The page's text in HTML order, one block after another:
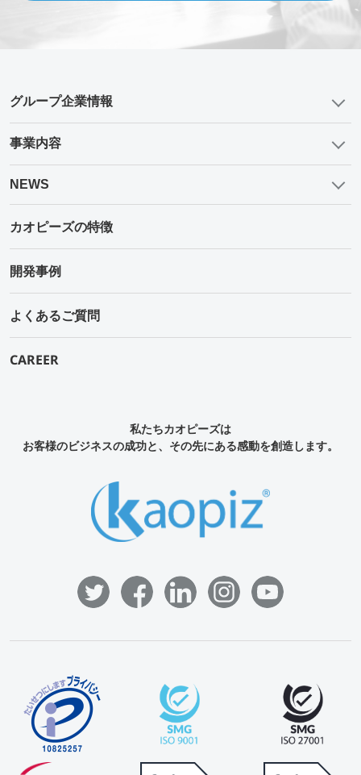
グループ企業情報
事業内容
NEWS
カオピーズの特徴
開発事例
よくあるご質問
CAREER
私たちカオピーズは
お客様のビジネスの成功と、その先にある感動を創造します。